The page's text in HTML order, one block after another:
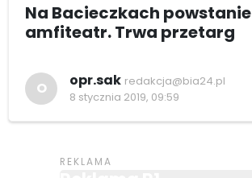
Na Bacieczkach powstanie
amfiteatr. Trwa przetarg
O opr.sak redakcja@bia24.pl
8 stycznia 2019, 09:59